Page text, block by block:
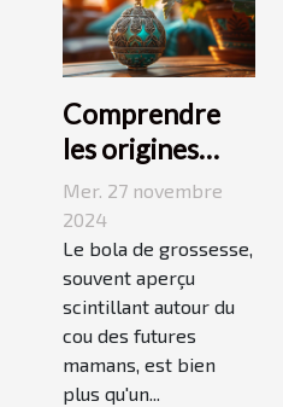
Comprendre
les origines
culturelles du
bola de
grossesse
Mer. 27 novembre
2024
Le bola de grossesse,
souvent aperçu
scintillant autour du
cou des futures
mamans, est bien
plus qu'un...